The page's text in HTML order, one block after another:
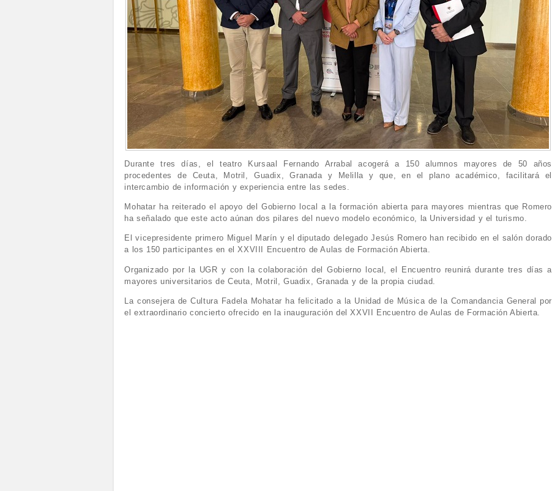
Durante tres días, el teatro Kursaal Fernando Arrabal acogerá a 150 alumnos mayores de 50 años
procedentes de Ceuta, Motril, Guadix, Granada y Melilla y que, en el plano académico, facilitará el
intercambio de información y experiencia entre las sedes.
Mohatar ha reiterado el apoyo del Gobierno local a la formación abierta para mayores mientras que Romero
ha señalado que este acto aúnan dos pilares del nuevo modelo económico, la Universidad y el turismo.
El vicepresidente primero Miguel Marín y el diputado delegado Jesús Romero han recibido en el salón dorado
a los 150 participantes en el XXVIII Encuentro de Aulas de Formación Abierta.
Organizado por la UGR y con la colaboración del Gobierno local, el Encuentro reunirá durante tres días a
mayores universitarios de Ceuta, Motril, Guadix, Granada y de la propia ciudad.
La consejera de Cultura Fadela Mohatar ha felicitado a la Unidad de Música de la Comandancia General por
el extraordinario concierto ofrecido en la inauguración del XXVII Encuentro de Aulas de Formación Abierta.